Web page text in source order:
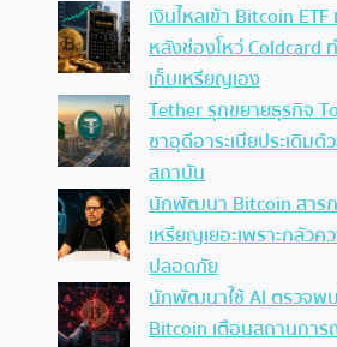
เงินไหลเข้า Bitcoin
หลังช่องโหว่ Coldcard
เก็บเหรียญเอง
Tether รุกขยายธุรกิจ
ซาอุดีอาระเบียประเดิม
สถาบัน
นักพัฒนา Bitcoin สาร
เหรียญเยอะเพราะกลัว
ปลอดภัย
นักพัฒนาใช้ AI ตรวจพ
Bitcoin เตือนสถานการ